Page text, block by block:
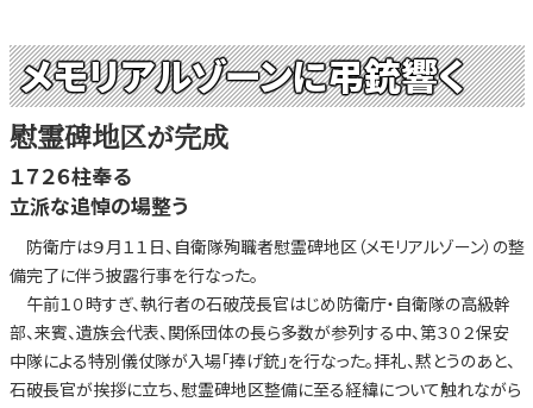
メモリアルゾーンに弔銃響く
慰霊碑地区が完成
１７２６柱奉る
立派な追悼の場整う
防衛庁は９月１１日、自衛隊殉職者慰霊碑地区（メモリアルゾーン）の整
備完了に伴う披露行事を行なった。
午前１０時すぎ、執行者の石破茂長官はじめ防衛庁・自衛隊の高級幹
部、来賓、遺族会代表、関係団体の長ら多数が参列する中、第３０２保安
中隊による特別儀仗隊が入場「捧げ銃」を行なった。拝礼、黙とうのあと、
石破長官が挨拶に立ち、慰霊碑地区整備に至る経緯について触れながら